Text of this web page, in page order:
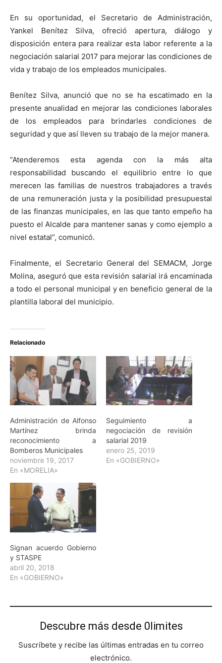
En su oportunidad, el Secretario de Administración,
Yankel Benítez Silva, ofreció apertura, diálogo y
disposición entera para realizar esta labor referente a la
negociación salarial 2017 para mejorar las condiciones de
vida y trabajo de los empleados municipales.
Benítez Silva, anunció que no se ha escatimado en la
presente anualidad en mejorar las condiciones laborales
de los empleados para brindarles condiciones de
seguridad y que así lleven su trabajo de la mejor manera.
“Atenderemos esta agenda con la más alta
responsabilidad buscando el equilibrio entre lo que
merecen las familias de nuestros trabajadores a través
de una remuneración justa y la posibilidad presupuestal
de las finanzas municipales, en las que tanto empeño ha
puesto el Alcalde para mantener sanas y como ejemplo a
nivel estatal”, comunicó.
Finalmente, el Secretario General del SEMACM, Jorge
Molina, aseguró que esta revisión salarial irá encaminada
a todo el personal municipal y en beneficio general de la
plantilla laboral del municipio.
Relacionado
Administración de Alfonso
Martínez brinda
reconocimiento a
Bomberos Municipales
noviembre 19, 2017
En «MORELIA»
Seguimiento a
negociación de revisión
salarial 2019
enero 25, 2019
En «GOBIERNO»
Signan acuerdo Gobierno
y STASPE
abril 20, 2018
En «GOBIERNO»
Descubre más desde 0limites
Suscríbete y recibe las últimas entradas en tu correo
electrónico.